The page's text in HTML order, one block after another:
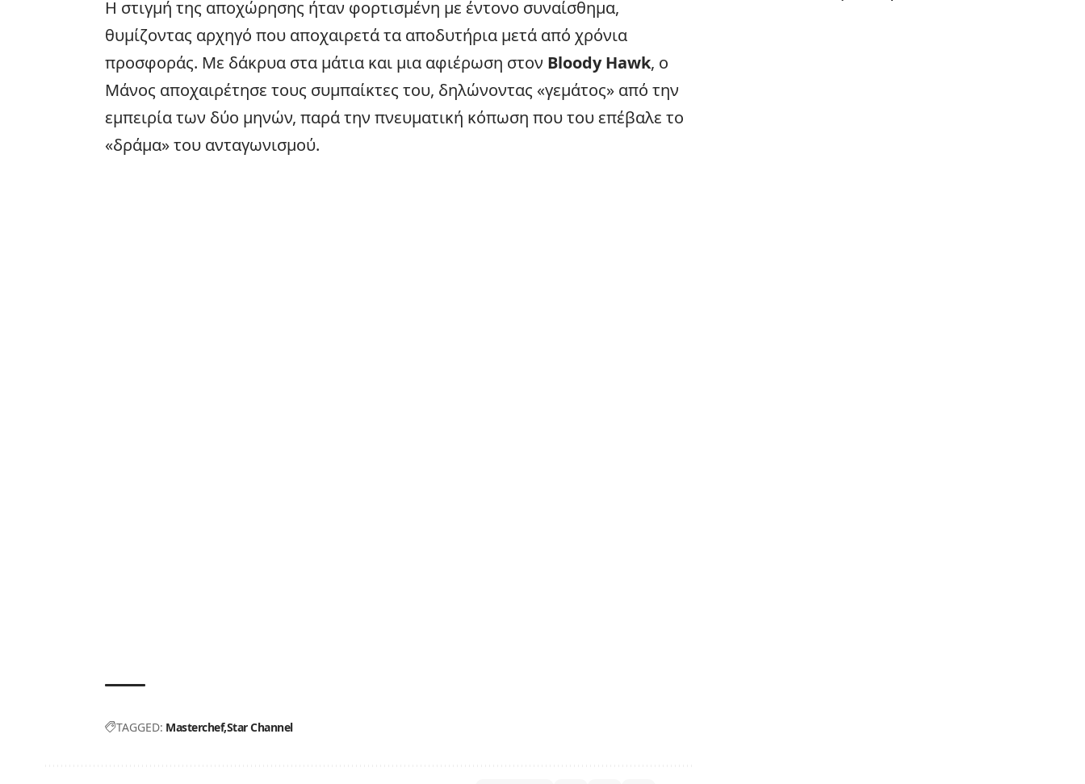
Η στιγμή της αποχώρησης ήταν φορτισμένη με έντονο συναίσθημα,
θυμίζοντας αρχηγό που αποχαιρετά τα αποδυτήρια μετά από χρόνια
προσφοράς. Με δάκρυα στα μάτια και μια αφιέρωση στον Bloody Hawk, ο
Μάνος αποχαιρέτησε τους συμπαίκτες του, δηλώνοντας «γεμάτος» από την
εμπειρία των δύο μηνών, παρά την πνευματική κόπωση που του επέβαλε το
«δράμα» του ανταγωνισμού.
TAGGED: Masterchef Star Channel